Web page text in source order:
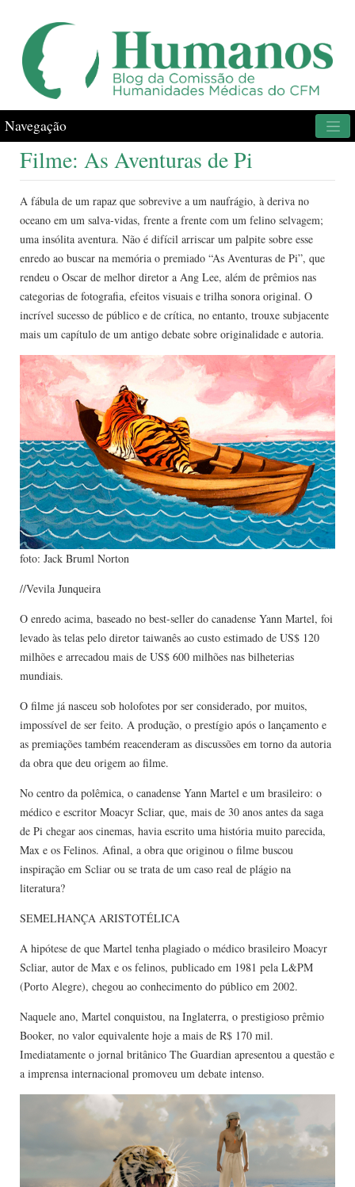
Navegação
Filme: As Aventuras de Pi
A fábula de um rapaz que sobrevive a um naufrágio, à deriva no
oceano em um salva-vidas, frente a frente com um felino selvagem;
uma insólita aventura. Não é difícil arriscar um palpite sobre esse
enredo ao buscar na memória o premiado “As Aventuras de Pi”, que
rendeu o Oscar de melhor diretor a Ang Lee, além de prêmios nas
categorias de fotografia, efeitos visuais e trilha sonora original. O
incrível sucesso de público e de crítica, no entanto, trouxe subjacente
mais um capítulo de um antigo debate sobre originalidade e autoria.
foto: Jack Bruml Norton
//Vevila Junqueira
O enredo acima, baseado no best-seller do canadense Yann Martel, foi
levado às telas pelo diretor taiwanês ao custo estimado de US$ 120
milhões e arrecadou mais de US$ 600 milhões nas bilheterias
mundiais.
O filme já nasceu sob holofotes por ser considerado, por muitos,
impossível de ser feito. A produção, o prestígio após o lançamento e
as premiações também reacenderam as discussões em torno da autoria
da obra que deu origem ao filme.
No centro da polêmica, o canadense Yann Martel e um brasileiro: o
médico e escritor Moacyr Scliar, que, mais de 30 anos antes da saga
de Pi chegar aos cinemas, havia escrito uma história muito parecida,
Max e os Felinos. Afinal, a obra que originou o filme buscou
inspiração em Scliar ou se trata de um caso real de plágio na
literatura?
SEMELHANÇA ARISTOTÉLICA
A hipótese de que Martel tenha plagiado o médico brasileiro Moacyr
Scliar, autor de Max e os felinos, publicado em 1981 pela L&PM
(Porto Alegre), chegou ao conhecimento do público em 2002.
Naquele ano, Martel conquistou, na Inglaterra, o prestigioso prêmio
Booker, no valor equivalente hoje a mais de R$ 170 mil.
Imediatamente o jornal britânico The Guardian apresentou a questão e
a imprensa internacional promoveu um debate intenso.